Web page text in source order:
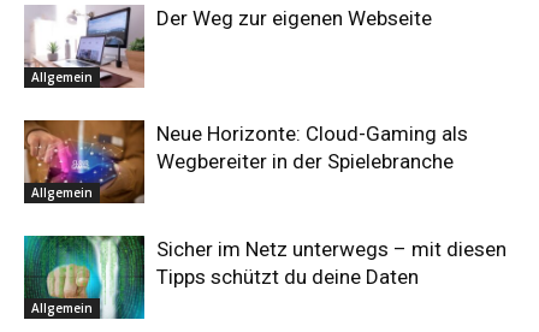
Allgemein
Der Weg zur eigenen Webseite
Allgemein
Neue Horizonte: Cloud-Gaming als
Wegbereiter in der Spielebranche
Allgemein
Sicher im Netz unterwegs – mit diesen
Tipps schützt du deine Daten